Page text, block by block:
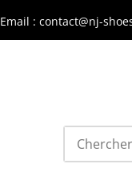
Email : contact@nj-